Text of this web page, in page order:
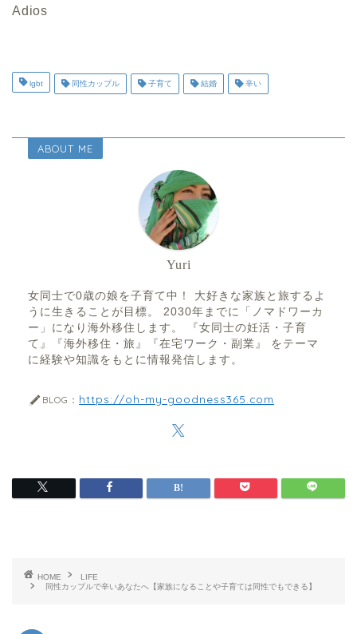
Adios
lgbt 同性カップル 子育て 結婚 辛い
ABOUT ME
Yuri
女同士で0歳の娘を子育て中！ 大好きな家族と旅するよ
うに生きることが目標。 2030年までに「ノマドワーカ
ー」になり海外移住します。 『女同士の妊活・子育
て』『海外移住・旅』『在宅ワーク・副業』 をテーマ
に経験や知識をもとに情報発信します。
BLOG： https://oh-my-goodness365.com
HOME
LIFE
同性カップルで辛いあなたへ【家族になることや子育ては同性でもできる】